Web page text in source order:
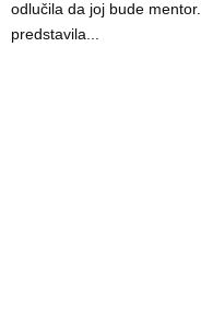
odlučila da joj bude
predstavila...